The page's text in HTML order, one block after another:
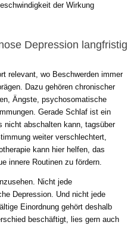
der Wirkung
Depression langfristig
relevant, wo Beschwerden immer
Dazu gehören chronischer
Ängste, psychosomatische
Gerade Schlaf ist ein
nicht abschalten kann, tagsüber
weiter verschlechtert,
kann hier helfen, das
innere Routinen zu fördern.
Nicht jede
Depression. Und nicht jede
Einordnung gehört deshalb
beschäftigt, lies gern auch